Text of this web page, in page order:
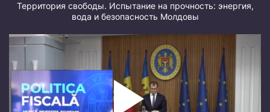
Территория свободы. Испытание на прочность: энергия,
вода и безопасность Молдовы